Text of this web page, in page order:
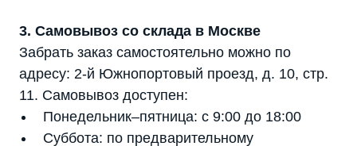
3. Самовывоз со склада в Москве
Забрать заказ самостоятельно можно по
адресу: 2-й Южнопортовый проезд, д. 10, стр.
11. Самовывоз доступен:
Понедельник–пятница: с 9:00 до 18:00
Суббота: по предварительному